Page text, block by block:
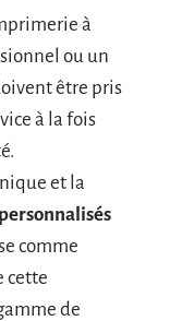
à
ou un
être pris
à la fois
et la
comme
cette
de